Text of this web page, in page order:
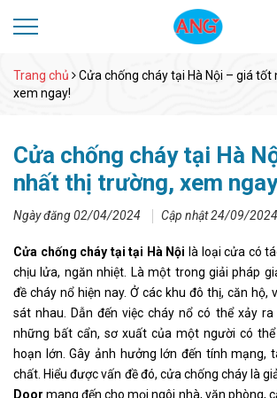
Trang chủ
Cửa chống cháy tại Hà Nội – giá
xem ngay!
Cửa chống cháy tại Hà
nhất thị trường, xem
Ngày đăng 02/04/2024 Cập nhật 24/09/2024
Cửa chống cháy tại tại Hà Nội là loại cửa có
chịu lửa, ngăn nhiệt. Là một trong giải pháp
đề cháy nổ hiện nay. Ở các khu đô thị, căn hộ,
sát nhau. Dẫn đến việc cháy nổ có thể xảy
những bất cẩn, sơ xuất của một người có
hoạn lớn. Gây ảnh hưởng lớn đến tính mạng,
chất. Hiểu được vấn đề đó, cửa chống cháy là
Door mang đến cho mọi ngôi nhà, văn phòng,